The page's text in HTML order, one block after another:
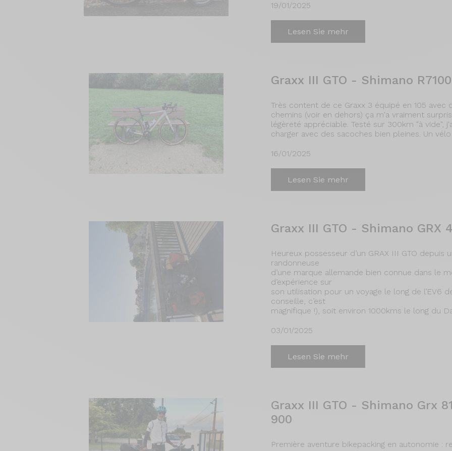
19/01/2025
Lesen Sie mehr
Graxx III GTO - Shimano
Très content de ce Graxx 3 équipé en 105
chemins (voir en dehors) ça m'a vraiment
légèreté appréciable. Testé sur 300km "à
charger avec des sacoches bien pleines. Un
16/01/2025
Lesen Sie mehr
Graxx III GTO - Shimano GRX
Heureux possesseur d’un GRAX III GTO
randonneuse
d’une marque allemande bien connue dans le
d’expérience sur
son utilisation pour un voyage le long de l’EV6
conseille, c’est
magnifique !), soit environ 1000kms le long du
03/01/2025
Lesen Sie mehr
Graxx III GTO - Shimano Grx
900
Première aventure bikepacking en autonomie :